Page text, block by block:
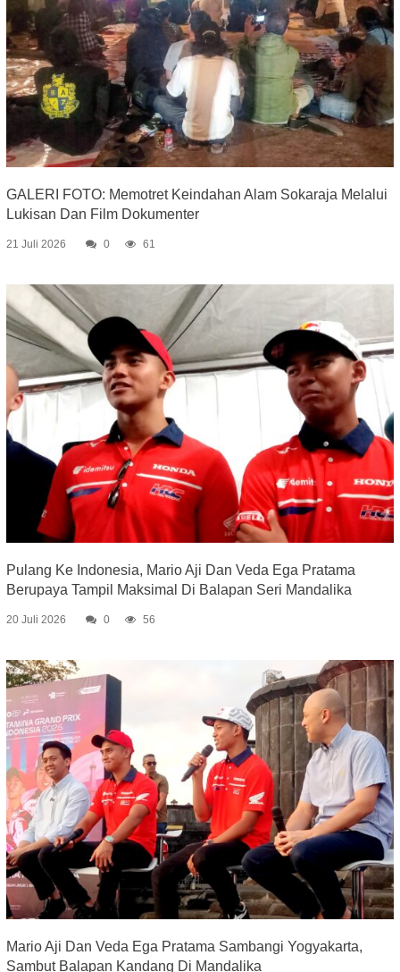
GALERI FOTO: Memotret Keindahan Alam Sokaraja Melalui
Lukisan Dan Film Dokumenter
21 Juli 2026 0 61
Pulang Ke Indonesia, Mario Aji Dan Veda Ega Pratama
Berupaya Tampil Maksimal Di Balapan Seri Mandalika
20 Juli 2026 0 56
Mario Aji Dan Veda Ega Pratama Sambangi Yogyakarta,
Sambut Balapan Kandang Di Mandalika